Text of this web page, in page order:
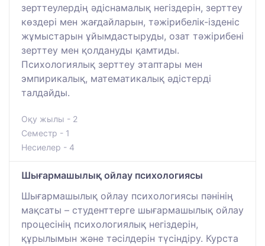
зерттеулердің әдіснамалық негіздерін, зерттеу
көздері мен жағдайларын, тәжірибелік-ізденіс
жұмыстарын ұйымдастыруды, озат тәжірибені
зерттеу мен қолдануды қамтиды.
Психологиялық зерттеу этаптары мен
эмпирикалық, математикалық әдістерді
талдайды.
Оқу жылы - 2
Семестр - 1
Несиелер - 4
Шығармашылық ойлау психологиясы
Шығармашылық ойлау психологиясы пәнінің
мақсаты – студенттерге шығармашылық ойлау
процесінің психологиялық негіздерін,
құрылымын және тәсілдерін түсіндіру. Курста